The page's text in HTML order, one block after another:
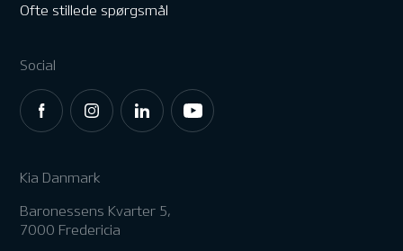
Ofte stillede spørgsmål
Social
Kia Danmark
Baronessens Kvarter 5,
7000 Fredericia